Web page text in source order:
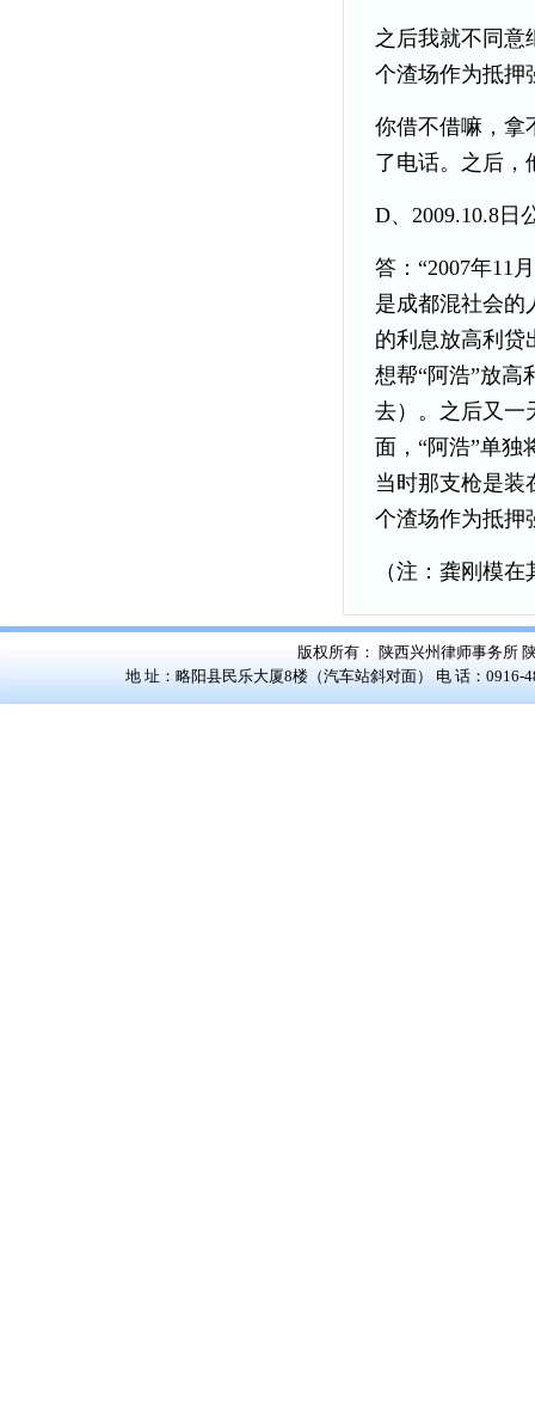
之后我就不同意
个渣场作为抵押
你借不借嘛，拿
了电话。之后，
D、2009.10.8日
答：“2007年11
是成都混社会的
的利息放高利贷
想帮“阿浩”放高
去）。之后又一
面，“阿浩”单
当时那支枪是装
个渣场作为抵押
（注：龚刚模
版权所有： 陕西兴州律师事务所
地 址：略阳县民乐大厦8楼（汽车站斜对面） 电 话：0916-